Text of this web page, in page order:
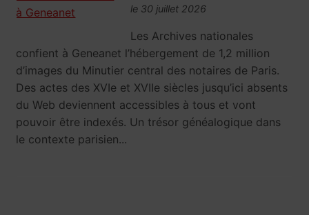
le 30 juillet 2026
Les Archives nationales
confient à Geneanet l’hébergement de 1,2 million
d’images du Minutier central des notaires de Paris.
Des actes des XVIe et XVIIe siècles jusqu’ici absents
du Web deviennent accessibles à tous et vont
pouvoir être indexés. Un trésor généalogique dans
le contexte parisien...